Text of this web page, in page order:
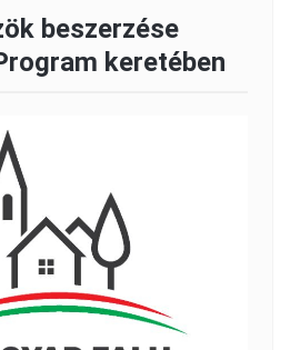
beszerzése
keretében